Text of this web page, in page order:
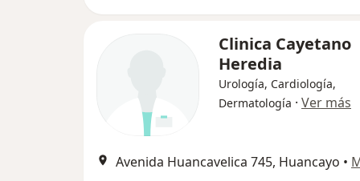
Clinica Cayetano
Heredia
Urología, Cardiología,
Dermatología · Ver más
Avenida Huancavelica 745, Huancayo •